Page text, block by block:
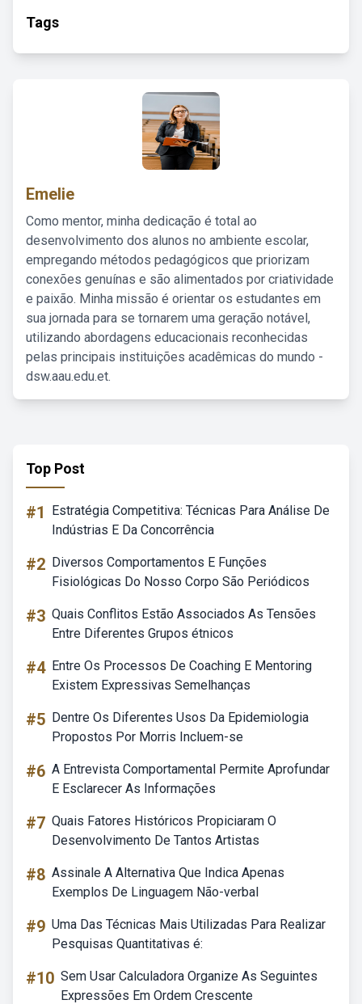
Tags
Emelie
Como mentor, minha dedicação é total ao
desenvolvimento dos alunos no ambiente escolar,
empregando métodos pedagógicos que priorizam
conexões genuínas e são alimentados por criatividade
e paixão. Minha missão é orientar os estudantes em
sua jornada para se tornarem uma geração notável,
utilizando abordagens educacionais reconhecidas
pelas principais instituições acadêmicas do mundo -
dsw.aau.edu.et.
Top Post
#1
Estratégia Competitiva: Técnicas Para Análise De
Indústrias E Da Concorrência
#2 Diversos Comportamentos E Funções
Fisiológicas Do Nosso Corpo São Periódicos
#3 Quais Conflitos Estão Associados As Tensões
Entre Diferentes Grupos étnicos
#4 Entre Os Processos De Coaching E Mentoring
Existem Expressivas Semelhanças
#5 Dentre Os Diferentes Usos Da Epidemiologia
Propostos Por Morris Incluem-se
#6 A Entrevista Comportamental Permite Aprofundar
E Esclarecer As Informações
#7 Quais Fatores Históricos Propiciaram O
Desenvolvimento De Tantos Artistas
#8 Assinale A Alternativa Que Indica Apenas
Exemplos De Linguagem Não-verbal
#9 Uma Das Técnicas Mais Utilizadas Para Realizar
Pesquisas Quantitativas é:
#10 Sem Usar Calculadora Organize As Seguintes
Expressões Em Ordem Crescente